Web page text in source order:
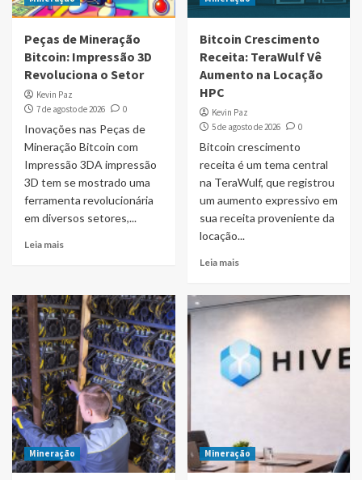
Peças de Mineração
Bitcoin: Impressão 3D
Revoluciona o Setor
Kevin Paz
7 de agosto de 2026
0
Inovações nas Peças de
Mineração Bitcoin com
Impressão 3DA impressão
3D tem se mostrado uma
ferramenta revolucionária
em diversos setores,...
Leia mais
Bitcoin Crescimento
Receita: TeraWulf Vê
Aumento na Locação
HPC
Kevin Paz
5 de agosto de 2026
0
Bitcoin crescimento
receita é um tema central
na TeraWulf, que registrou
um aumento expressivo em
sua receita proveniente da
locação...
Leia mais
Mineração Mineração